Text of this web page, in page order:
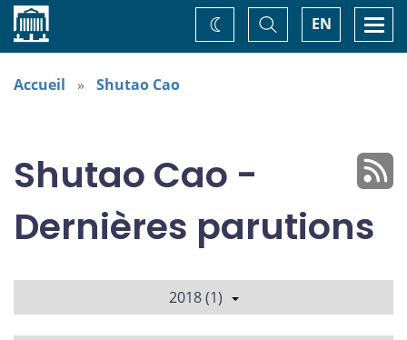
Accueil EN
Basculer
la
recherche
Changez
de
Accueil Shutao Cao
Shutao Cao -
Dernières parutions
2018 (1)